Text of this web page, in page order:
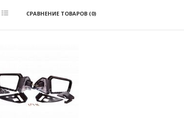
СРАВНЕНИЕ ТОВАРОВ (0)